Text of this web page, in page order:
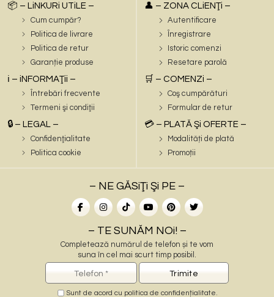
📦 – LiNKURi UTiLE –
Cum cumpăr?
Politica de livrare
Politica de retur
Garanție produse
ℹ️ – iNFORMAŢii –
Întrebări frecvente
Termeni şi condiţii
🔒 – LEGAL –
Confidenţialitate
Politica cookie
👤 – ZONA CLiENŢi –
Autentificare
Înregistrare
Istoric comenzi
Resetare parolă
🛒 – COMENZi –
Coş cumpărături
Formular de retur
💳 – PLATĂ Şi OFERTE –
Modalități de plată
Promoții
– NE GĂSiŢi Şi PE –
– TE SUNĂM NOi! –
Completează numărul de telefon și te vom
suna în cel mai scurt timp posibil.
Sunt de acord cu politica de confidențialitate.